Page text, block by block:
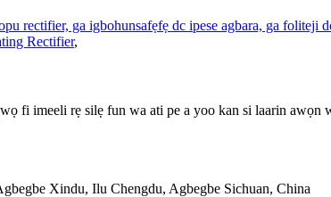
rectifier, ga igbohunsafẹfẹ dc ipese agbara, ga foliteji
Rectifier,
fi imeeli rẹ silẹ fun wa ati pe a yoo kan si laarin awọn
Xindu, Ilu Chengdu, Agbegbe Sichuan, China